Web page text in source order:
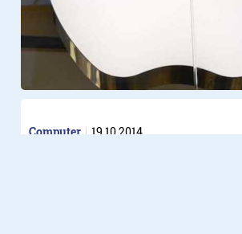
Computer 19.10.2014